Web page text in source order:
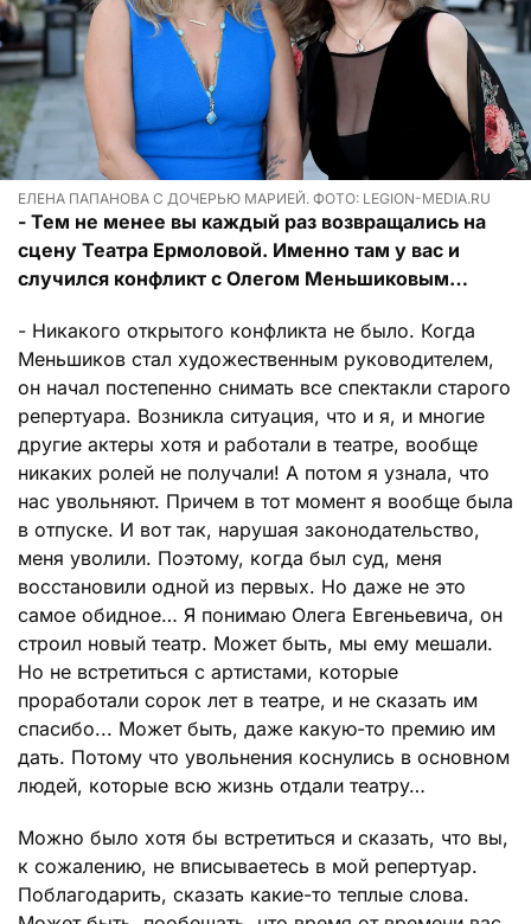
ЕЛЕНА ПАПАНОВА С ДОЧЕРЬЮ МАРИЕЙ. ФОТО: LEGION-MEDIA.RU
- Тем не менее вы каждый раз возвращались на
сцену Театра Ермоловой. Именно там у вас и
случился конфликт с Олегом Меньшиковым…
- Никакого открытого конфликта не было. Когда
Меньшиков стал художественным руководителем,
он начал постепенно снимать все спектакли старого
репертуара. Возникла ситуация, что и я, и многие
другие актеры хотя и работали в театре, вообще
никаких ролей не получали! А потом я узнала, что
нас увольняют. Причем в тот момент я вообще была
в отпуске. И вот так, нарушая законодательство,
меня уволили. Поэтому, когда был суд, меня
восстановили одной из первых. Но даже не это
самое обидное… Я понимаю Олега Евгеньевича, он
строил новый театр. Может быть, мы ему мешали.
Но не встретиться с артистами, которые
проработали сорок лет в театре, и не сказать им
спасибо... Может быть, даже какую-то премию им
дать. Потому что увольнения коснулись в основном
людей, которые всю жизнь отдали театру…
Можно было хотя бы встретиться и сказать, что вы,
к сожалению, не вписываетесь в мой репертуар.
Поблагодарить, сказать какие-то теплые слова.